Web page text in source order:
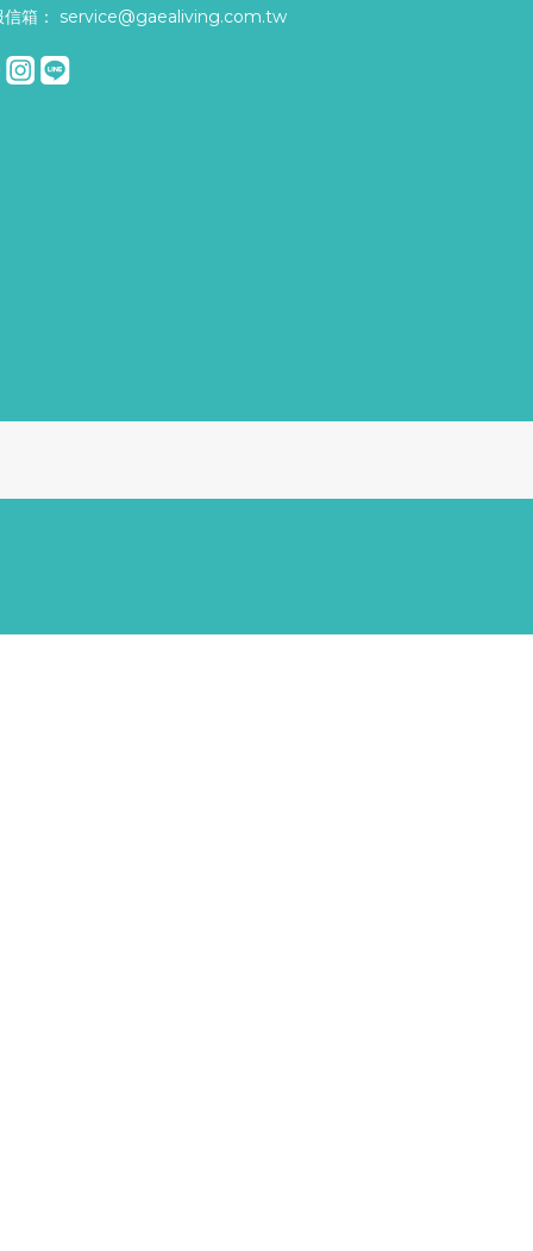
信箱： service@gaealiving.com.tw